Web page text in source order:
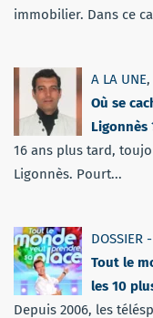
immobilier. Dans ce
A LA UNE,
Où se
Ligonnès
16 ans plus tard,
Ligonnès. Pourt...
DOSSIER
Tout le
les 10
Depuis 2006, les